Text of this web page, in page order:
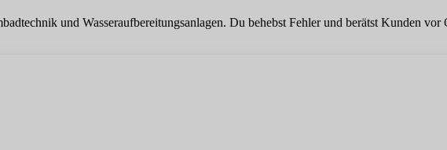
und Wasseraufbereitungsanlagen. Du behebst Fehler und berätst Kunden